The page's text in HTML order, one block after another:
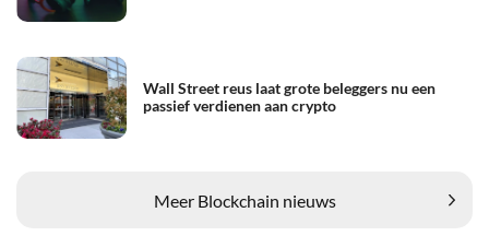
Wall Street reus laat grote beleggers nu een
passief verdienen aan crypto
Meer Blockchain nieuws